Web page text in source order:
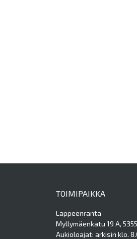
TOIMIPAIKKA
Lappeenranta
Myllymäenkatu 19 A,
Aukioloajat: arkisin klo.